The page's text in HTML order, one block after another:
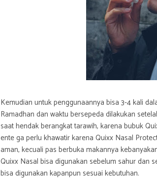
Kemudian untuk penggunaannya bisa 3-4 kali
Ramadhan dan waktu bersepeda dilakukan
saat hendak berangkat tarawih, karena bubuk
ente ga perlu khawatir karena Quixx Nasal
aman, kecuali pas berbuka makannya
Quixx Nasal bisa digunakan sebelum sahur dan
bisa digunakan kapanpun sesuai kebutuhan.